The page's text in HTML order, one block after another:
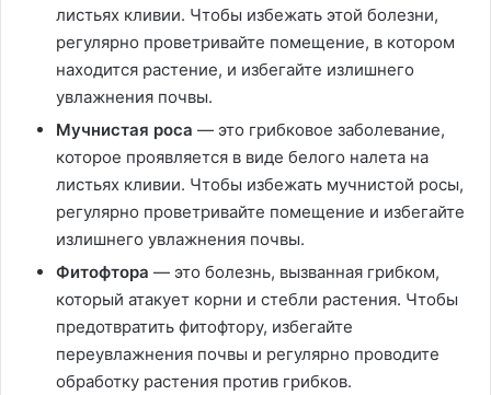
листьях кливии. Чтобы избежать этой болезни,
регулярно проветривайте помещение, в котором
находится растение, и избегайте излишнего
увлажнения почвы.
Мучнистая роса — это грибковое заболевание,
которое проявляется в виде белого налета на
листьях кливии. Чтобы избежать мучнистой росы,
регулярно проветривайте помещение и избегайте
излишнего увлажнения почвы.
Фитофтора — это болезнь, вызванная грибком,
который атакует корни и стебли растения. Чтобы
предотвратить фитофтору, избегайте
переувлажнения почвы и регулярно проводите
обработку растения против грибков.